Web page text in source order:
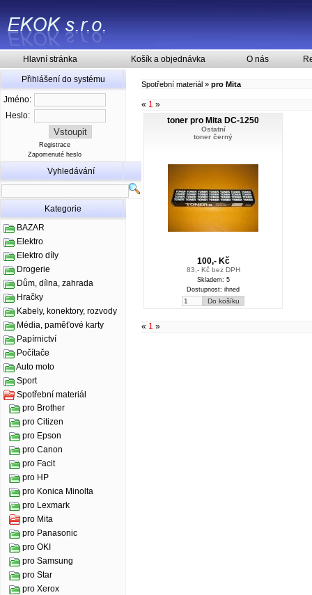
Hlavní stránka Košík a objednávka O nás
Přihlášení do systému
Jméno:
Heslo:
Registrace
Zapomenuté heslo
Vyhledávání
Kategorie
BAZAR
Elektro
Elektro díly
Drogerie
Dům, dílna, zahrada
Hračky
Kabely, konektory, rozvody
Média, paměťové karty
Papírnictví
Počítače
Auto moto
Sport
Spotřební materiál
pro Brother
pro Citizen
pro Epson
pro Canon
pro Facit
pro HP
pro Konica Minolta
pro Lexmark
pro Mita
pro Panasonic
pro OKI
pro Samsung
pro Star
pro Xerox
Spotřební materiál » pro Mita
« 1 »
toner pro Mita DC-1250
Ostatní
toner černý
100,- Kč
83,- Kč bez DPH
Skladem: 5
Dostupnost: ihned
« 1 »